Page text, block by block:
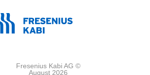
Fresenius Kabi AG ©
August 2026